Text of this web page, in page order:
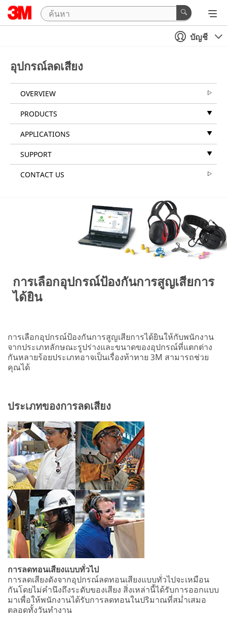
บัญชี
อุปกรณ์ลดเสียง
OVERVIEW
PRODUCTS
APPLICATIONS
SUPPORT
CONTACT US
การเลือกอุปกรณ์ป้องกันการสูญเสียการ
ได้ยิน
การเลือกอุปกรณ์ป้องกันการสูญเสียการได้ยินให้กับพนักงาน
จากประเภทลักษณะรูปร่างและขนาดของอุปกรณ์ที่แตกต่าง
กันหลายร้อยประเภทอาจเป็นเรื่องท้าทาย 3M สามารถช่วย
คุณได้
ประเภทของการลดเสียง
การลดทอนเสียงแบบทั่วไป
การลดเสียงดังจากอุปกรณ์ลดทอนเสียงแบบทั่วไปจะเหมือน
กันโดยไม่คำนึงถึงระดับของเสียง สิ่งเหล่านี้ได้รับการออกแบบ
มาเพื่อให้พนักงานได้รับการลดทอนในปริมาณที่สม่ำเสมอ
ตลอดทั้งวันทำงาน